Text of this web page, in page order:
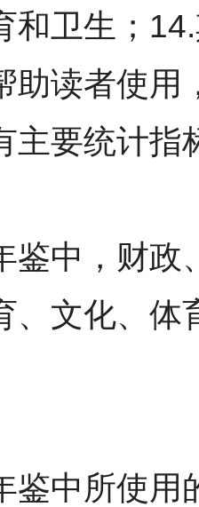
和卫生；
助读者使用
主要统计指
鉴中，财政
、文化、体
鉴中所使